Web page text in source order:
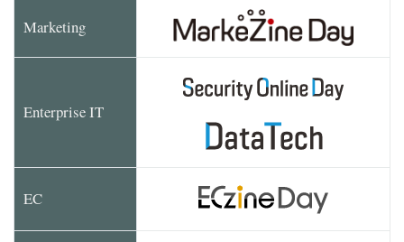
Marketing
Enterprise IT
EC